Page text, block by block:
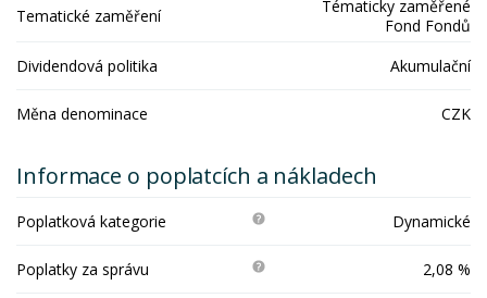
Tematické zaměření
Tématicky zaměřené
Fond Fondů
Dividendová politika
Akumulační
Měna denominace CZK
Informace o poplatcích a nákladech
Poplatková kategorie Dynamické
Poplatky za správu 2,08 %